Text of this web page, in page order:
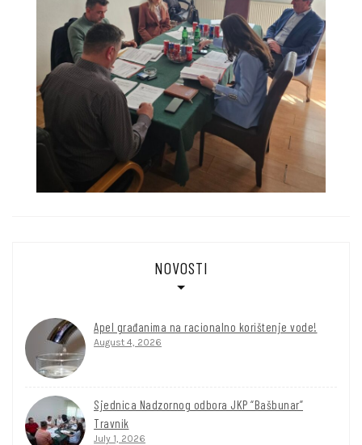
NOVOSTI
Apel građanima na racionalno korištenje vode!
August 4, 2026
Sjednica Nadzornog odbora JKP “Bašbunar”
Travnik
July 1, 2026